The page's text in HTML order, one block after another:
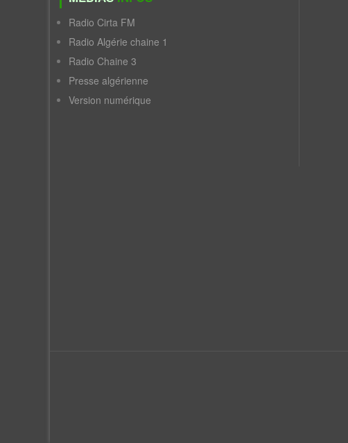
Radio Cirta FM
Radio Algérie chaine 1
Radio Chaine 3
Presse algérienne
Version numérique